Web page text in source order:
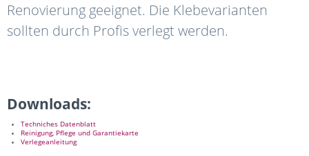
Renovierung geeignet. Die Klebevarianten
sollten durch Profis verlegt werden.
Downloads:
Techniches Datenblatt
Reinigung, Pflege und Garantiekarte
Verlegeanleitung